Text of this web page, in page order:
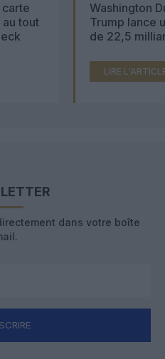
au tout
Washington
Trump lance
de 22,5
LIRE
dans votre boîte